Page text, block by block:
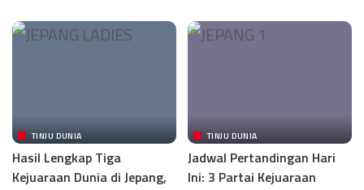
TINJU DUNIA
Hasil Lengkap Tiga
Kejuaraan Dunia di Jepang,
TINJU DUNIA
Jadwal Pertandingan Hari
Ini: 3 Partai Kejuaraan